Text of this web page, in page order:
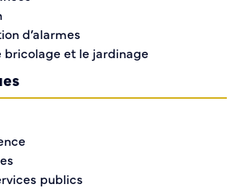
Six
normande
Guibert
d’alarmes
bricolage et le jardinage
publics